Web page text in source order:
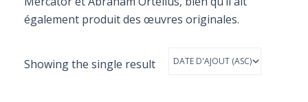
également produit des œuvres originales.
Showing the single result